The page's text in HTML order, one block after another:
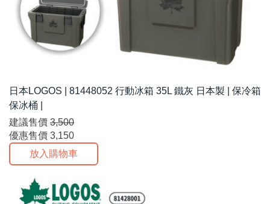
日本LOGOS | 81448052 行動冰箱 35L 鐵灰 日本製 | 保冷箱
保冰桶 |
建議售價 3,500
優惠售價 3,150
放入購物車